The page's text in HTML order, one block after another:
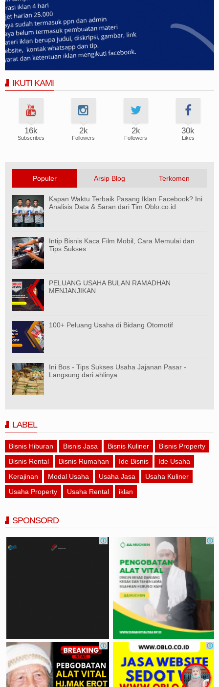
IKUTI KAMI
16k
Subscribes
2k
Followers
2k
Followers
30k
Likes
Populer Arsip Blog Terkomen
Kapan Waktu Terbaik Pasang Iklan Facebook? Ini
Analisis Data & Saran dari Tim Oblo.co.id
Intip Bisnis Kaca Film Mobil, Cara Memulai dan
Tips Sukses
PELUANG USAHA BULAN RAMADHAN
MENJANJIKAN
100+ Peluang Usaha di Bidang Otomotif
Ini Bos - Tips Sukses Usaha Jajanan Pasar -
Langsung dari ahlinya
LABEL
Bisnis Hiburan Bisnis Jasa Bisnis Kuliner
Bisnis Property
Bisnis Rental
Bisnis Rumahan Ide Bisnis
Ide Usaha
Kerajinan
Modal Usaha Usaha Jasa
Usaha Kuliner
Usaha Property
Usaha Rental iklan
SPONSORD